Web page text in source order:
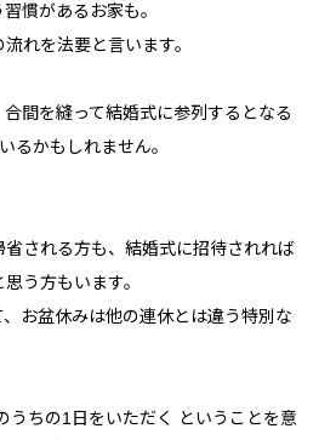
慣があるお家も。
れを法要と言います。
間を縫って結婚式に参列するとなる
るかもしれません。
される方も、結婚式に招待されれば
う方もいます。
お盆休みは他の連休とは違う特別な
うちの1日をいただく ということを意